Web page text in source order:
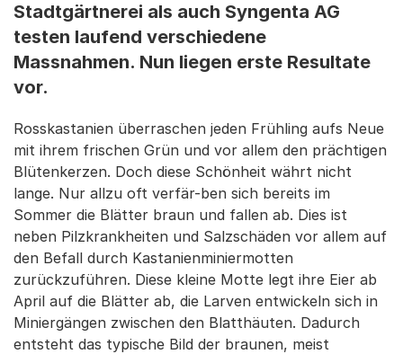
Stadtgärtnerei als auch Syngenta AG
testen laufend verschiedene
Massnahmen. Nun liegen erste Resultate
vor.
Rosskastanien überraschen jeden Frühling aufs Neue
mit ihrem frischen Grün und vor allem den prächtigen
Blütenkerzen. Doch diese Schönheit währt nicht
lange. Nur allzu oft verfär-ben sich bereits im
Sommer die Blätter braun und fallen ab. Dies ist
neben Pilzkrankheiten und Salzschäden vor allem auf
den Befall durch Kastanienminiermotten
zurückzuführen. Diese kleine Motte legt ihre Eier ab
April auf die Blätter ab, die Larven entwickeln sich in
Miniergängen zwischen den Blatthäuten. Dadurch
entsteht das typische Bild der braunen, meist